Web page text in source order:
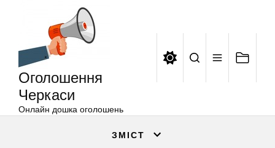
Оголошення
Черкаси
Онлайн дошка оголошень
ЗМІСТ